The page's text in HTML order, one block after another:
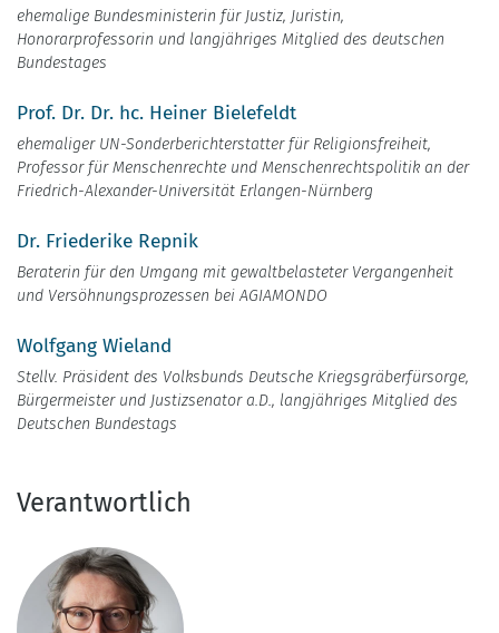
ehemalige Bundesministerin für Justiz, Juristin,
Honorarprofessorin und langjähriges Mitglied des deutschen
Bundestages
Prof. Dr. Dr. hc. Heiner Bielefeldt
ehemaliger UN-Sonderberichterstatter für Religionsfreiheit,
Professor für Menschenrechte und Menschenrechtspolitik an der
Friedrich-Alexander-Universität Erlangen-Nürnberg
Dr. Friederike Repnik
Beraterin für den Umgang mit gewaltbelasteter Vergangenheit
und Versöhnungsprozessen bei AGIAMONDO
Wolfgang Wieland
Stellv. Präsident des Volksbunds Deutsche Kriegsgräberfürsorge,
Bürgermeister und Justizsenator a.D., langjähriges Mitglied des
Deutschen Bundestags
Verantwortlich